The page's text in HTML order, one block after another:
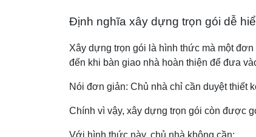
Định nghĩa xây dựng trọn gói dễ
Xây dựng trọn gói là hình thức mà một
đến khi bàn giao nhà hoàn thiện để đưa
Nói đơn giản: Chủ nhà chỉ cần duyệt thiết
Chính vì vậy, xây dựng trọn gói còn được